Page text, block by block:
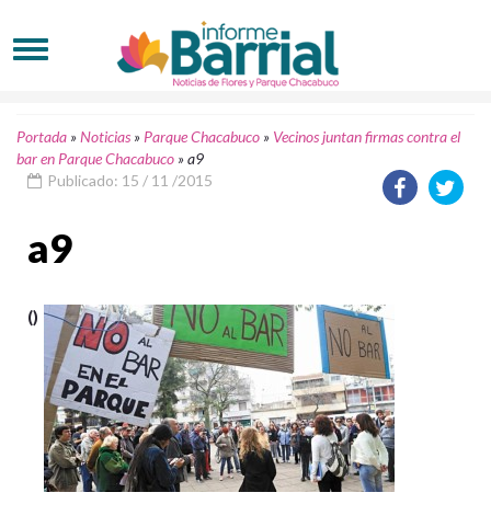
Portada »Noticias » Parque Chacabuco » Vecinos juntan firmas contra el
bar en Parque Chacabuco »a9
Publicado: 15 / 11 /2015
a9
()